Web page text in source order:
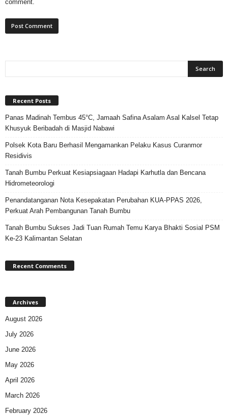
comment.
Recent Posts
Panas Madinah Tembus 45°C, Jamaah Safina Asalam Asal Kalsel Tetap
Khusyuk Beribadah di Masjid Nabawi
Polsek Kota Baru Berhasil Mengamankan Pelaku Kasus Curanmor
Residivis
Tanah Bumbu Perkuat Kesiapsiagaan Hadapi Karhutla dan Bencana
Hidrometeorologi
Penandatanganan Nota Kesepakatan Perubahan KUA-PPAS 2026,
Perkuat Arah Pembangunan Tanah Bumbu
Tanah Bumbu Sukses Jadi Tuan Rumah Temu Karya Bhakti Sosial PSM
Ke-23 Kalimantan Selatan
Recent Comments
Archives
August 2026
July 2026
June 2026
May 2026
April 2026
March 2026
February 2026